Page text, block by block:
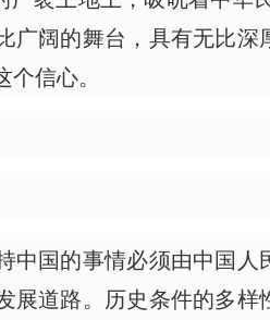
广阔的舞台，具有无比
信心。
中国的事情必须由中国
展道路。历史条件的多样